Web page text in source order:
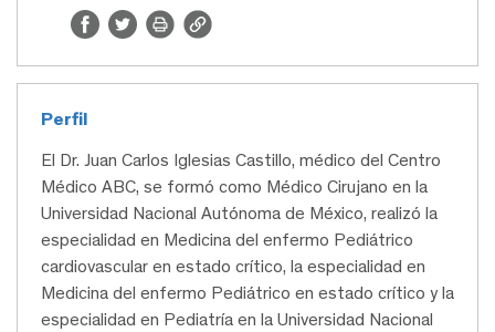
Perfil
El Dr. Juan Carlos Iglesias Castillo, médico del Centro
Médico ABC, se formó como Médico Cirujano en la
Universidad Nacional Autónoma de México, realizó la
especialidad en Medicina del enfermo Pediátrico
cardiovascular en estado crítico, la especialidad en
Medicina del enfermo Pediátrico en estado crítico y la
especialidad en Pediatría en la Universidad Nacional